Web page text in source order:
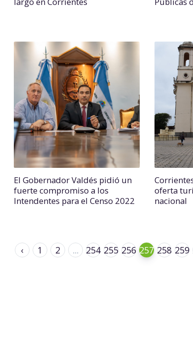
El Gobernador Valdés pidió un
fuerte compromiso a los
Intendentes para el Censo 2022
oferta
nacional
‹ 1 2 ... 254 255 256 257 258 259